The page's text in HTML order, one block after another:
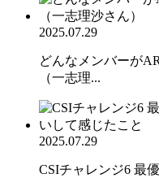
2025.07.29
どんなメンバーが
（一志理...
2025.07.29
CSIチャレンジ6 最